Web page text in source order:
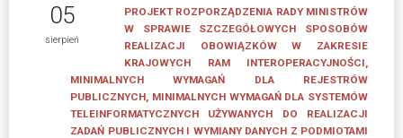
Polska
Miedź
Edycji
Działalność
05
sierpień
PROJEKT ROZPORZĄDZENIA RADY MINISTRÓW
W SPRAWIE SZCZEGÓŁOWYCH SPOSOBÓW
REALIZACJI OBOWIĄZKÓW W ZAKRESIE
KRAJOWYCH RAM INTEROPERACYJNOŚCI,
MINIMALNYCH WYMAGAŃ DLA REJESTRÓW
PUBLICZNYCH, MINIMALNYCH WYMAGAŃ DLA SYSTEMÓW
TELEINFORMATYCZNYCH UŻYWANYCH DO REALIZACJI
ZADAŃ PUBLICZNYCH I WYMIANY DANYCH Z PODMIOTAMI